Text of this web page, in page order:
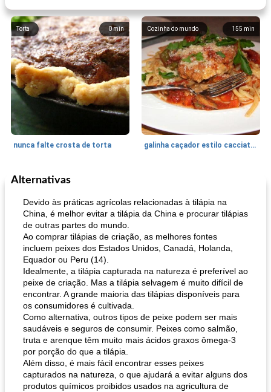
0min
Torta
nunca falte crosta de torta
155 min
Cozinha do mundo
galinha caçador estilo cacciatore
Feriados e Eventos
queijo festivo mergulho 'slaw' perfurador de romã temperada
Alternativas
Devido às práticas agrícolas relacionadas à tilápia na
China, é melhor evitar a tilápia da China e procurar tilápias
de outras partes do mundo.
Ao comprar tilápias de criação, as melhores fontes
incluem peixes dos Estados Unidos, Canadá, Holanda,
Equador ou Peru (14).
Idealmente, a tilápia capturada na natureza é preferível ao
peixe de criação. Mas a tilápia selvagem é muito difícil de
encontrar. A grande maioria das tilápias disponíveis para
os consumidores é cultivada.
Como alternativa, outros tipos de peixe podem ser mais
saudáveis ​​e seguros de consumir. Peixes como salmão,
truta e arenque têm muito mais ácidos graxos ômega-3
por porção do que a tilápia.
Além disso, é mais fácil encontrar esses peixes
capturados na natureza, o que ajudará a evitar alguns dos
produtos químicos proibidos usados ​​na agricultura de